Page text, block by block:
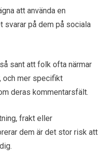
att använda en
svarar på dem på sociala
sant att folk ofta närmar
och mer specifikt
deras kommentarsfält.
frakt eller
dem är det stor risk att